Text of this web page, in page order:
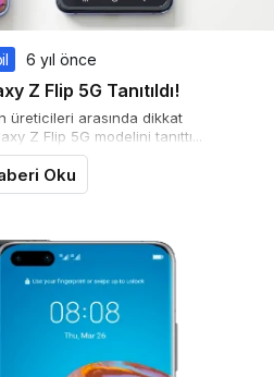
6 yıl önce
Z Flip 5G Tanıtıldı!
üreticileri arasında dikkat
Z Flip 5G modelini tanıttı...
Oku